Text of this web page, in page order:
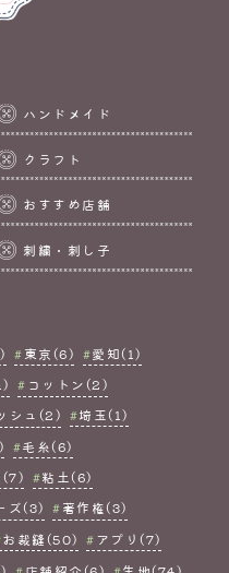
ハンドメイド
クラフト
おすすめ店舗
刺繍・刺し子
東京(6)
愛知(1)
コットン(2)
シュ(2)
埼玉(1)
毛糸(6)
(7)
粘土(6)
ズ(3)
著作権(3)
お裁縫(50)
アプリ(7)